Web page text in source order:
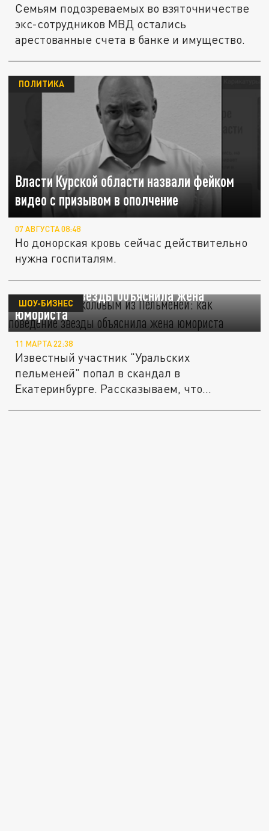
Семьям подозреваемых во взяточничестве
экс-сотрудников МВД остались
арестованные счета в банке и имущество.
Власти Курской области назвали фейком
видео с призывом в ополчение
ПОЛИТИКА
07 АВГУСТА 08:48
Но донорская кровь сейчас действительно
нужна госпиталям.
Скандал с Соколовым из "Пельменей": как
поведение звезды объяснила жена
юмориста
ШОУ-БИЗНЕС
11 МАРТА 22:38
Известный участник "Уральских
пельменей" попал в скандал в
Екатеринбурге. Рассказываем, что